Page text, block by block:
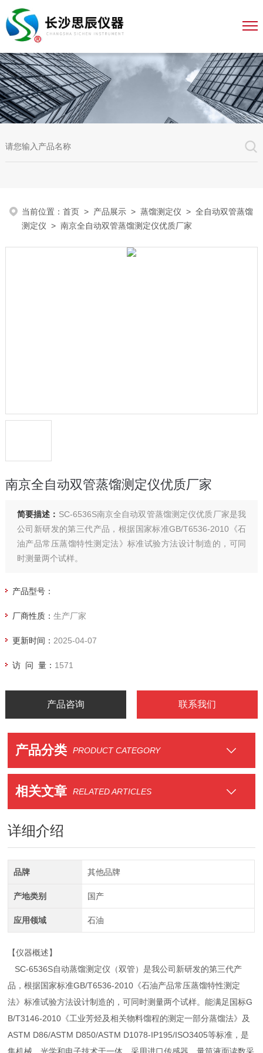
当前位置：首页 > 产品展示 >蒸馏测定仪 >全自动双管蒸馏
测定仪 > 南京全自动双管蒸馏测定仪优质厂家
南京全自动双管蒸馏测定仪优质厂家
简要描述： SC-6536S南京全自动双管蒸馏测定仪优质厂家是我
公司新研发的第三代产品，根据国家标准GB/T6536-2010《石
油产品常压蒸馏特性测定法》标准试验方法设计制造的，可同
时测量两个试样。
产品型号：
厂商性质： 生产厂家
更新时间： 2025-04-07
访 问 量： 1571
产品咨询 联系我们
产品分类 PRODUCT CATEGORY
相关文章 RELATED ARTICLES
详细介绍
品牌 其他品牌
产地类别 国产
应用领域 石油
【仪器概述】
SC-6536S自动蒸馏测定仪（双管）是我公司新研发的第三代产
品，根据国家标准GB/T6536-2010《石油产品常压蒸馏特性测定
法》标准试验方法设计制造的，可同时测量两个试样。能满足国标G
B/T3146-2010《工业芳烃及相关物料馏程的测定一部分蒸馏法》及
ASTM D86/ASTM D850/ASTM D1078-IP195/ISO3405等标准，是